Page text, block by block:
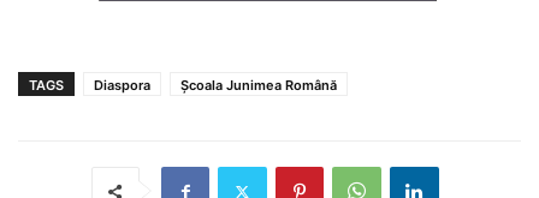
TAGS Diaspora Școala Junimea Română